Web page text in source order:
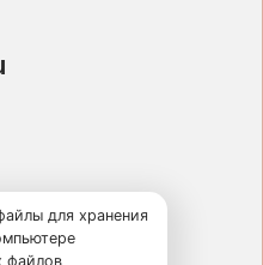
для хранения
файлов